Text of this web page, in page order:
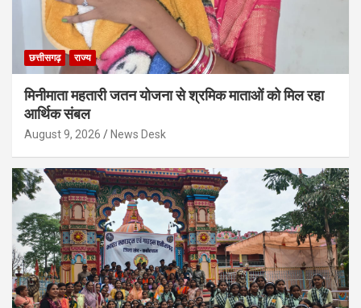
छत्तीसगढ़ राज्य
मिनीमाता महतारी जतन योजना से श्रमिक माताओं को मिल रहा
आर्थिक संबल
August 9, 2026 News Desk